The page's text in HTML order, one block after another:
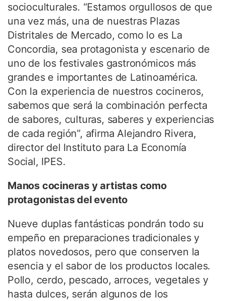
socioculturales. “Estamos orgullosos de que
una vez más, una de nuestras Plazas
Distritales de Mercado, como lo es La
Concordia, sea protagonista y escenario de
uno de los festivales gastronómicos más
grandes e importantes de Latinoamérica.
Con la experiencia de nuestros cocineros,
sabemos que será la combinación perfecta
de sabores, culturas, saberes y experiencias
de cada región”, afirma Alejandro Rivera,
director del Instituto para La Economía
Social, IPES.
Manos cocineras y artistas como
protagonistas del evento
Nueve duplas fantásticas pondrán todo su
empeño en preparaciones tradicionales y
platos novedosos, pero que conserven la
esencia y el sabor de los productos locales.
Pollo, cerdo, pescado, arroces, vegetales y
hasta dulces, serán algunos de los